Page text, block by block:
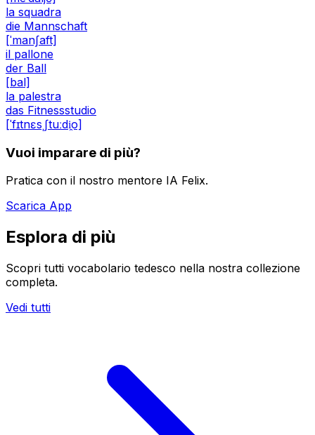
la squadra
die Mannschaft
[ˈmanʃaft]
il pallone
der Ball
[bal]
la palestra
das Fitnessstudio
[ˈfɪtnɛsˌʃtuːdi̯o]
Vuoi imparare di più?
Pratica con il nostro mentore IA Felix.
Scarica App
Esplora di più
Scopri tutti vocabolario tedesco nella nostra collezione
completa.
Vedi tutti